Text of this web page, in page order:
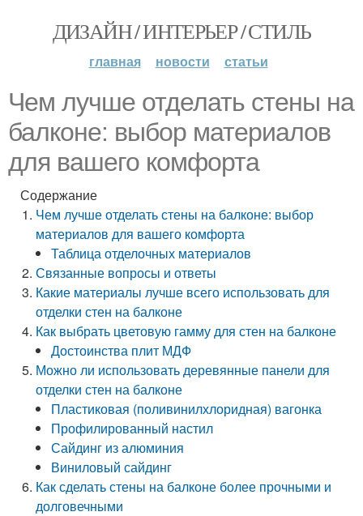
ДИЗАЙН / ИНТЕРЬЕР / СТИЛЬ
главная новости статьи
Чем лучше отделать стены на
балконе: выбор материалов
для вашего комфорта
Содержание
Чем лучше отделать стены на балконе: выбор
материалов для вашего комфорта
Таблица отделочных материалов
Связанные вопросы и ответы
Какие материалы лучше всего использовать для
отделки стен на балконе
Как выбрать цветовую гамму для стен на балконе
Достоинства плит МДФ
Можно ли использовать деревянные панели для
отделки стен на балконе
Пластиковая (поливинилхлоридная) вагонка
Профилированный настил
Сайдинг из алюминия
Виниловый сайдинг
Как сделать стены на балконе более прочными и
долговечными